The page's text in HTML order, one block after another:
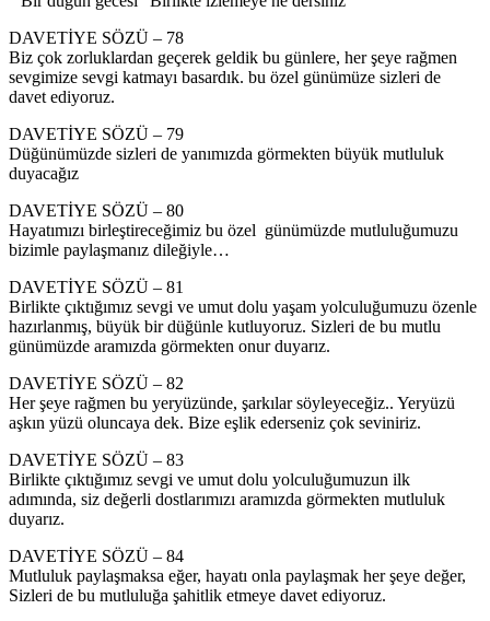
DAVETİYE SÖZÜ – 78
Biz çok zorluklardan geçerek geldik bu günlere, her şeye rağmen
sevgimize sevgi katmayı basardık. bu özel günümüze sizleri de
davet ediyoruz.
DAVETİYE SÖZÜ – 79
Düğünümüzde sizleri de yanımızda görmekten büyük mutluluk
duyacağız
DAVETİYE SÖZÜ – 80
Hayatımızı birleştireceğimiz bu özel günümüzde mutluluğumuzu
bizimle paylaşmanız dileğiyle…
DAVETİYE SÖZÜ – 81
Birlikte çıktığımız sevgi ve umut dolu yaşam yolculuğumuzu özenle
hazırlanmış, büyük bir düğünle kutluyoruz. Sizleri de bu mutlu
günümüzde aramızda görmekten onur duyarız.
DAVETİYE SÖZÜ – 82
Her şeye rağmen bu yeryüzünde, şarkılar söyleyeceğiz.. Yeryüzü
aşkın yüzü oluncaya dek. Bize eşlik ederseniz çok seviniriz.
DAVETİYE SÖZÜ – 83
Birlikte çıktığımız sevgi ve umut dolu yolculuğumuzun ilk
adımında, siz değerli dostlarımızı aramızda görmekten mutluluk
duyarız.
DAVETİYE SÖZÜ – 84
Mutluluk paylaşmaksa eğer, hayatı onla paylaşmak her şeye değer,
Sizleri de bu mutluluğa şahitlik etmeye davet ediyoruz.